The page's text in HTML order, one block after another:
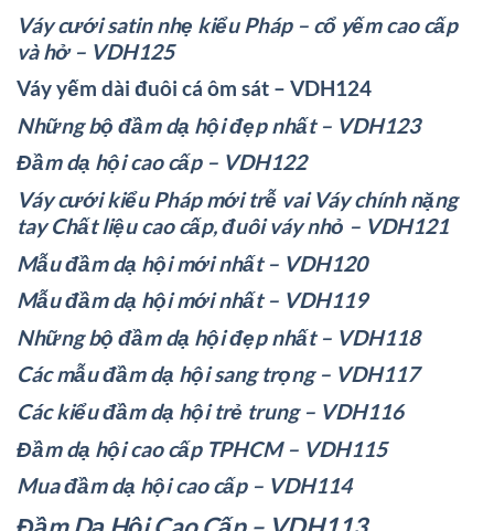
Váy cưới satin nhẹ kiểu Pháp – cổ yếm cao cấp
và hở – VDH125
Váy yếm dài đuôi cá ôm sát – VDH124
Những bộ đầm dạ hội đẹp nhất – VDH123
Đầm dạ hội cao cấp – VDH122
Váy cưới kiểu Pháp mới trễ vai Váy chính nặng
tay Chất liệu cao cấp, đuôi váy nhỏ – VDH121
Mẫu đầm dạ hội mới nhất – VDH120
Mẫu đầm dạ hội mới nhất – VDH119
Những bộ đầm dạ hội đẹp nhất – VDH118
Các mẫu đầm dạ hội sang trọng – VDH117
Các kiểu đầm dạ hội trẻ trung – VDH116
Đầm dạ hội cao cấp TPHCM – VDH115
Mua đầm dạ hội cao cấp – VDH114